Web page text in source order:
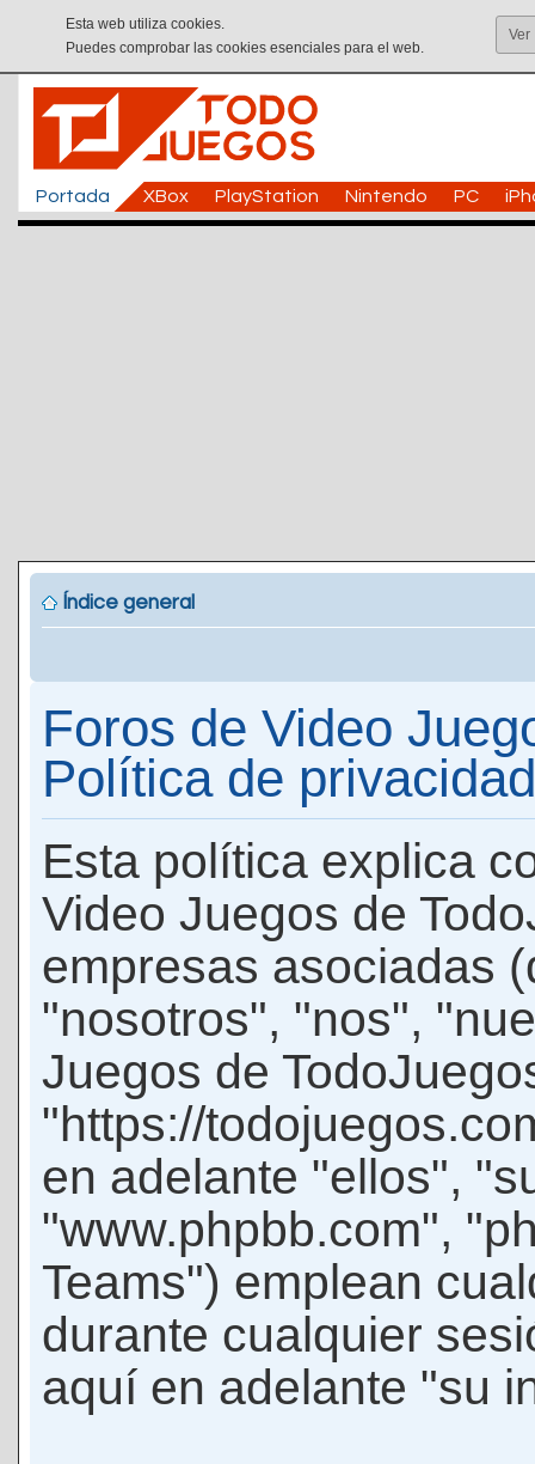
Esta web utiliza cookies.
Puedes comprobar las cookies esenciales para el web.
Ver
Portada XBox PlayStation Nintendo PC
Índice general
Foros de Video
Política de privacidad
Esta política explica
Video Juegos de
empresas asociadas
"nosotros", "nos",
Juegos de
"https://
en adelante "ellos",
"www.phpbb.com",
Teams") emplean
durante cualquier
aquí en adelante "su